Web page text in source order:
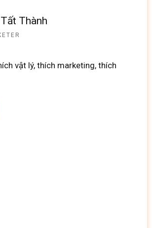
Thành
vật lý, thích marketing, thích